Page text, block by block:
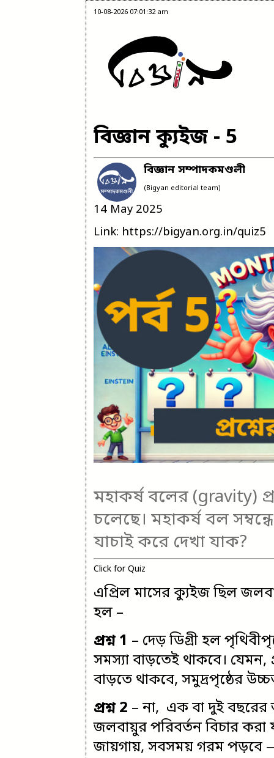
10-08-2026 07:01:32 am
বিজ্ঞান ক্যুইজ - 5
বিজ্ঞান সম্পাদকমণ্ডলী
(Bigyan editorial team)
14 May 2025
Link: https://bigyan.org.in/quiz5
মহাকর্ষ বলের (gravity)
চলেছে। মহাকর্ষ বল
যাচাই করে দেখা যাক?
Click for Quiz
এপ্রিল মাসের ক্যুইজছিল
হল –
প্রশ্ন 1 – দেড় ডিগ্রী হল
সমস্যা বাড়তেই থাকবে।
বাড়তে থাকবে, সমুদ্রপৃষ্ঠের
প্রশ্ন 2 – না, এক বা দুই বছরের
জলবায়ুর পরিবর্তন বিচার করা
জায়গায়, সবসময় গরম পড়বে